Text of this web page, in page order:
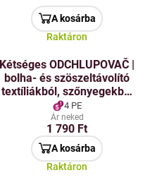
A kosárba
Raktáron
Kétséges ODCHLUPOVAČ |
bolha- és szöszeltávolító
textíliákból, szőnyegekből
és kárpitokból | GoEco®
4 PE
Ár neked
1 790 Ft
A kosárba
Raktáron